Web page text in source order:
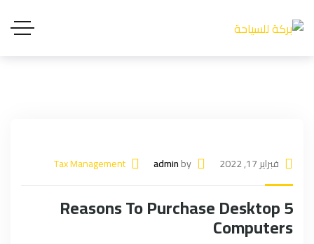
فبراير 17, 2022 by
admin
Tax Management
5 Reasons To Purchase Desktop
Computers